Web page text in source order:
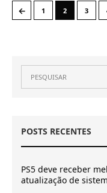
← 1 2 3
POSTS RECENTES
PS5 deve receber
atualização de